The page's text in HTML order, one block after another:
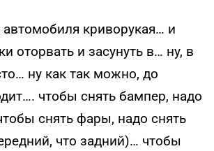
криворукая… и
оторвать и засунуть в… ну, в
ну как так можно, до
чтобы снять бампер, надо
снять фары, надо снять
что задний)… чтобы